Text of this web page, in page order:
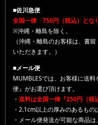
■佐川急便
全国一律 750円（税込）とな
※沖縄・離島を除く。
（沖縄・離島のお客様は、書
いただきます。）
■メール便
MUMBLESでは、お客様に送
便』がお選び頂けます。
・ 送料は全国一律『250円（税
・2.1cm以上の厚みのあるもの
・メール便発送が可能な商品